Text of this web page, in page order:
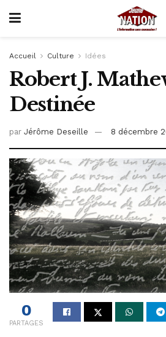
Accueil Culture Idées
Robert J.
Destinée
par Jérôme Deseille 8 décembre
0
PARTAGES